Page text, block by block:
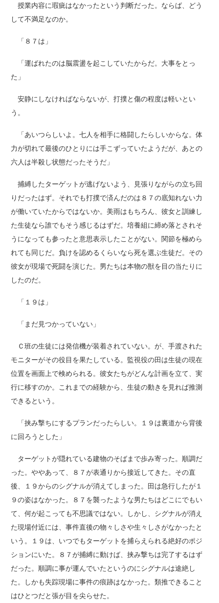
授業内容に瑕疵はなかったという判断だった。ならば、どう
して不満足なのか。
「８７は」
「運ばれたのは脳震盪を起こしていたからだ。大事をとっ
た」
安静にしなければならないが、打撲と傷の程度は軽いとい
う。
「あいつらしいよ。七人を相手に格闘したらしいからな。体
力が切れて最後のひとりには手こずっていたようだが、あとの
六人は半殺し状態だったそうだ」
捕縛したターゲットが逃げないよう、見張りながらの立ち回
りだったはず。それでも打撲で済んだのは８７の底知れない力
が働いていたからではないか。美雨はもちろん、彼女と訓練し
た生徒なら誰でもそう感じるはずだ。培養組に締め落とされそ
うになっても参ったと意思表示したことがない。関節を極めら
れても同じだ。負けを認めるくらいなら死を選ぶ生徒だ。その
彼女が現場で死闘を演じた。男たちは本物の獣を目の当たりに
したのだ。
「１９は」
「まだ見つかっていない」
Ｃ班の生徒には発信機が装着されていない。が、手渡された
モニターがその役目を果たしている。監視役の田は生徒の現在
位置を画面上で検められる。彼女たちがどんな計画を立て、実
行に移すのか。これまでの経験から、生徒の動きを見れば推測
できるという。
「挟み撃ちにするプランだったらしい。１９は裏道から背後
に回ろうとした」
ターゲットが隠れている建物のそばまで歩み寄った。順調だ
った。ややあって、８７が表通りから接近してきた。その直
後、１９からのシグナルが消えてしまった。田は急行したが１
９の姿はなかった。８７を襲ったような男たちはどこにでもい
て、何が起こっても不思議ではない。しかし、シグナルが消え
た現場付近には、事件直後の物々しさや生々しさがなかったと
いう。１９は、いつでもターゲットを捕らえられる絶好のポジ
ションにいた。８７が捕縛に動けば、挟み撃ちは完了するはず
だった。順調に事が運んでいたというのにシグナルは途絶し
た。しかも失踪現場に事件の痕跡はなかった。類推できること
はひとつだと張が目を尖らせた。